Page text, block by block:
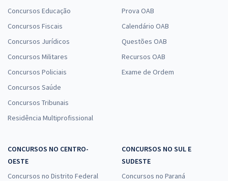
Concursos Educação
Concursos Fiscais
Concursos Jurídicos
Concursos Militares
Concursos Policiais
Concursos Saúde
Concursos Tribunais
Residência Multiprofissional
Prova OAB
Calendário OAB
Questões OAB
Recursos OAB
Exame de Ordem
CONCURSOS NO CENTRO-
OESTE
Concursos no Distrito Federal
CONCURSOS NO SUL E
SUDESTE
Concursos no Paraná